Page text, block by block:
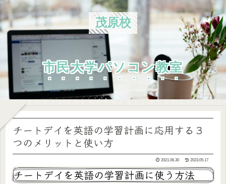
茂原校
市民大学パソコン教室
チートデイを英語の学習計画に応用する３
つのメリットと使い方
2021.06.30 2023.05.17
チートデイを英語の学習計画に使う方法